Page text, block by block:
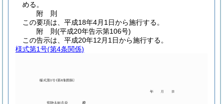
める。
附 則
この要項は、平成18年4月1日から施行する。
附 則(平成20年告示第106号)
この告示は、平成20年12月1日から施行する。
様式第1号(第4条関係)